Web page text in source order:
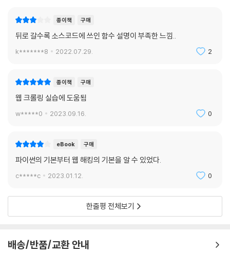
종이책 구매
뒤로 갈수록 소스코드에 쓰인 함수 설명이 부족한 느낌..
k*******8 2022.07.29. 2
종이책 구매
웹 크롤링 실습에 도움됨
w*****0 2023.09.16. 0
eBook 구매
파이썬의 기본부터 웹 해킹의 기본을 알 수 있었다.
c*****c 2023.01.12. 0
한줄평 전체보기
배송/반품/교환 안내